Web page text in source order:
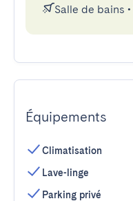
Salle de bains •
Équipements
Climatisation
Lave-linge
Parking privé